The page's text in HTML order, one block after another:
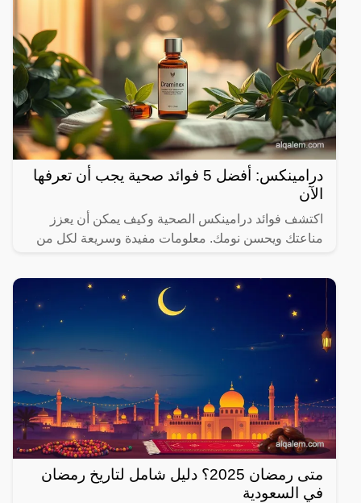
درامينكس: أفضل 5 فوائد صحية يجب أن تعرفها
الآن
اكتشف فوائد درامينكس الصحية وكيف يمكن أن يعزز
مناعتك ويحسن نومك. معلومات مفيدة وسريعة لكل من
متى رمضان 2025؟ دليل شامل لتاريخ رمضان
في السعودية